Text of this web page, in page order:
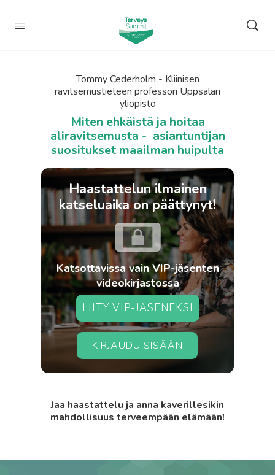
Tommy Cederholm - Kliinisen
ravitsemustieteen professori Uppsalan
yliopisto
Miten ehkäistä ja hoitaa
aliravitsemusta - asiantuntijan
suositukset maailman huipulta
Haastattelun ilmainen
katseluaika on päättynyt!
Katsottavissa vain VIP-jäsenten
videokirjastossa
KIRJAUDU SISÄÄN
LIITY VIP-JÄSENEKSI
Jaa haastattelu ja anna kaverillesikin
mahdollisuus terveempään elämään!